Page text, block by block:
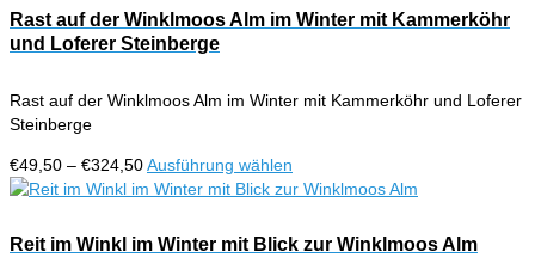
werden
Varianten
auf.
können
Produktseite
gewählt
Rast auf der Winklmoos Alm im Winter mit Kammerköhr
und Loferer Steinberge
Rast auf der Winklmoos Alm im Winter mit Kammerköhr und Loferer
Steinberge
€49,50 – €324,50Preisspanne:
€49,50
€324,50
Ausführung wählen
Produkt
mehrere
Varianten
Reit im Winkl im Winter mit Blick zur Winklmoos Alm